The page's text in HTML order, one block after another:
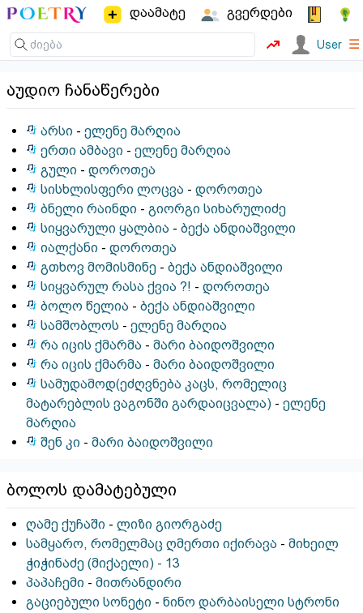
დაამატე გვერდები
User ☰
აუდიო ჩანაწერები
არსი -ელენე მარღია
ერთი ამბავი -ელენე მარღია
გული -დოროთეა
სისხლისფერი ლოცვა -დოროთეა
ბნელი რაინდი -გიორგი სიხარულიძე
სიყვარული ყალბია -ბექა ანდიაშვილი
იალქანი -დოროთეა
გთხოვ მომისმინე -ბექა ანდიაშვილი
სიყვარულ რასა ქვია ?! -დოროთეა
ბოლო წელია -ბექა ანდიაშვილი
სამშობლოს -ელენე მარღია
რა იცის ქმარმა -მარი ბაიდოშვილი
რა იცის ქმარმა -მარი ბაიდოშვილი
სამუდამოდ(ეძღვნება კაცს, რომელიც
მატარებლის ვაგონში გარდაიცვალა) - ელენე
მარღია
შენ კი -მარი ბაიდოშვილი
ბოლოს დამატებული
ღამე ქუჩაში - ლიზი გიორგაძე
სამყარო, რომელმაც ღმერთი იქირავა - მიხეილ
ჭიჭინაძე (მიქაელი) - 13
პაპაჩემი - მითრანდირი
გაციებული სონეტი - ნინო დარბაისელი სტრონი